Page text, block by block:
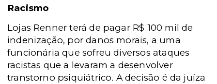
Racismo
Lojas Renner terá de pagar R$ 100 mil de
indenização, por danos morais, a uma
funcionária que sofreu diversos ataques
racistas que a levaram a desenvolver
transtorno psiquiátrico. A decisão é da juíza